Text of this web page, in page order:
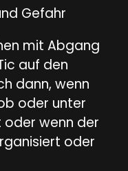
Gefahr
mit Abgang
auf den
dann, wenn
oder unter
oder wenn der
oder